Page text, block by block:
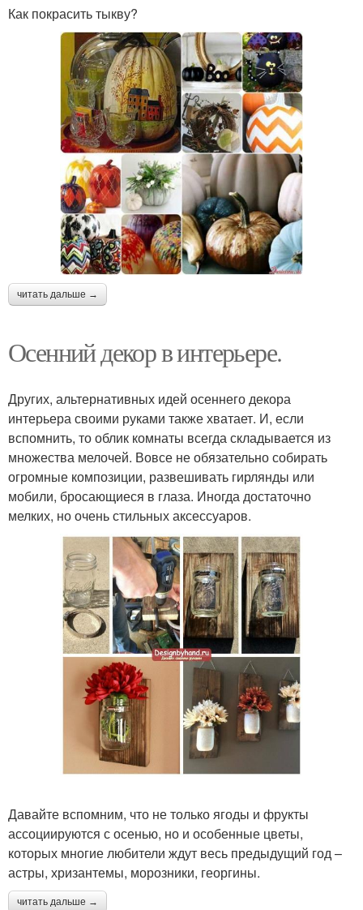
Как покрасить тыкву?
читать дальше →
Осенний декор в интерьере.
Других, альтернативных идей осеннего декора
интерьера своими руками также хватает. И, если
вспомнить, то облик комнаты всегда складывается из
множества мелочей. Вовсе не обязательно собирать
огромные композиции, развешивать гирлянды или
мобили, бросающиеся в глаза. Иногда достаточно
мелких, но очень стильных аксессуаров.
Давайте вспомним, что не только ягоды и фрукты
ассоциируются с осенью, но и особенные цветы,
которых многие любители ждут весь предыдущий год –
астры, хризантемы, морозники, георгины.
читать дальше →